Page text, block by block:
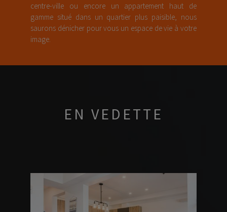
centre-ville ou encore un appartement haut de
gamme situé dans un quartier plus paisible, nous
saurons dénicher pour vous un espace de vie à votre
image.
EN VEDETTE